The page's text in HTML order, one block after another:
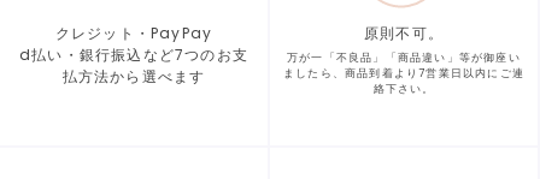
クレジット・PayPay
d払い・銀行振込など7つのお支
払方法から選べます
原則不可。
万が一「不良品」「商品違い」等が御座い
ましたら、商品到着より7営業日以内にご連
絡下さい。